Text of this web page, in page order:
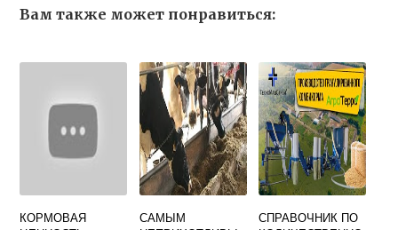
Вам также может понравиться:
КОРМОВАЯ
САМЫМ
СПРАВОЧНИК ПО